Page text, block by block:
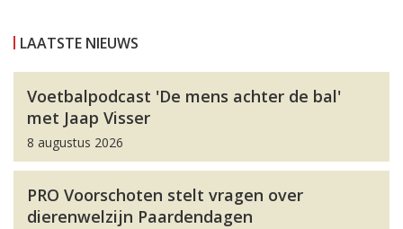
LAATSTE NIEUWS
Voetbalpodcast 'De mens achter de bal'
met Jaap Visser
8 augustus 2026
PRO Voorschoten stelt vragen over
dierenwelzijn Paardendagen